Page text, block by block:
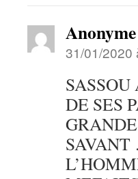
Anonyme
31/01/2020
DE SES